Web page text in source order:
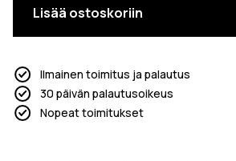
Lisää ostoskoriin
Ilmainen toimitus ja palautus
30 päivän palautusoikeus
Nopeat toimitukset